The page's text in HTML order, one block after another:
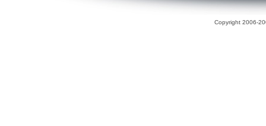
Copyright 2006-